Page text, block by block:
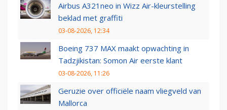
Airbus A321neo in Wizz Air-kleurstelling
beklad met graffiti
03-08-2026, 12:34
Boeing 737 MAX maakt opwachting in
Tadzjikistan: Somon Air eerste klant
03-08-2026, 11:26
Geruzie over officiële naam vliegveld van
Mallorca